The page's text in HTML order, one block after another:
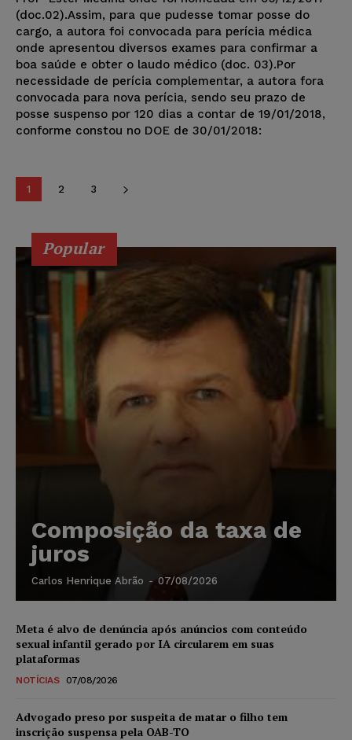
(doc.02).Assim, para que pudesse tomar posse do
cargo, a autora foi convocada para perícia médica
onde apresentou diversos exames para confirmar a
boa saúde e obter o laudo médico (doc. 03).Por
necessidade de perícia complementar, a autora fora
convocada para nova perícia, sendo seu prazo de
posse suspenso por 120 dias a contar de 19/01/2018,
conforme constou no DOE de 30/01/2018:
1 2 3
Popular
Composição da taxa de
juros
Carlos Henrique Abrão - 07/08/2026
Meta é alvo de denúncia após anúncios com conteúdo
sexual infantil gerado por IA circularem em suas
plataformas
NOTÍCIAS 07/08/2026
Advogado preso por suspeita de matar o filho tem
inscrição suspensa pela OAB-TO